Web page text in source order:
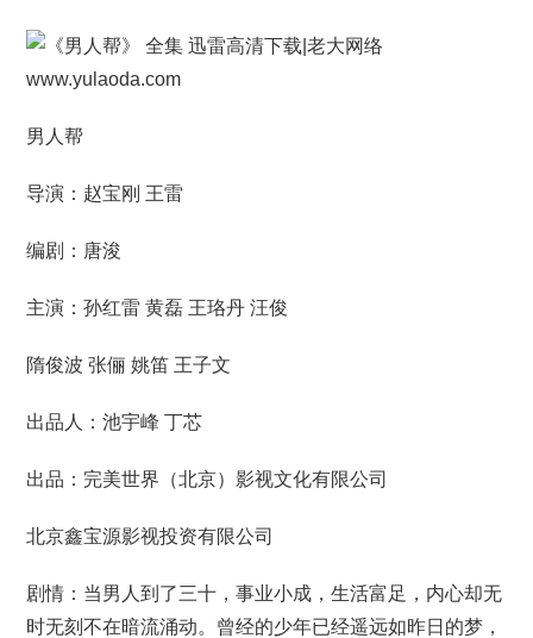
男人帮
导演：赵宝刚 王雷
编剧：唐浚
主演：孙红雷 黄磊 王珞丹 汪俊
隋俊波 张俪 姚笛 王子文
出品人：池宇峰 丁芯
出品：完美世界（北京）影视文化有限公司
北京鑫宝源影视投资有限公司
剧情：当男人到了三十，事业小成，生活富足，内心却无
时无刻不在暗流涌动。曾经的少年已经遥远如昨日的梦，